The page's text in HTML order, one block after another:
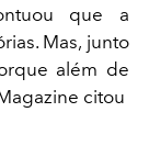
que a
Mas, junto
além de
citou